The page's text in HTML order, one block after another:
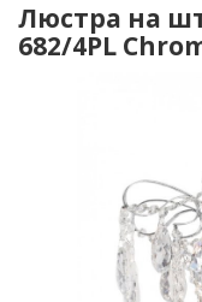
Люстра на
682/4PL